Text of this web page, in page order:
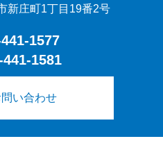
庄町1丁目19番2号
1577
441-1581
い合わせ